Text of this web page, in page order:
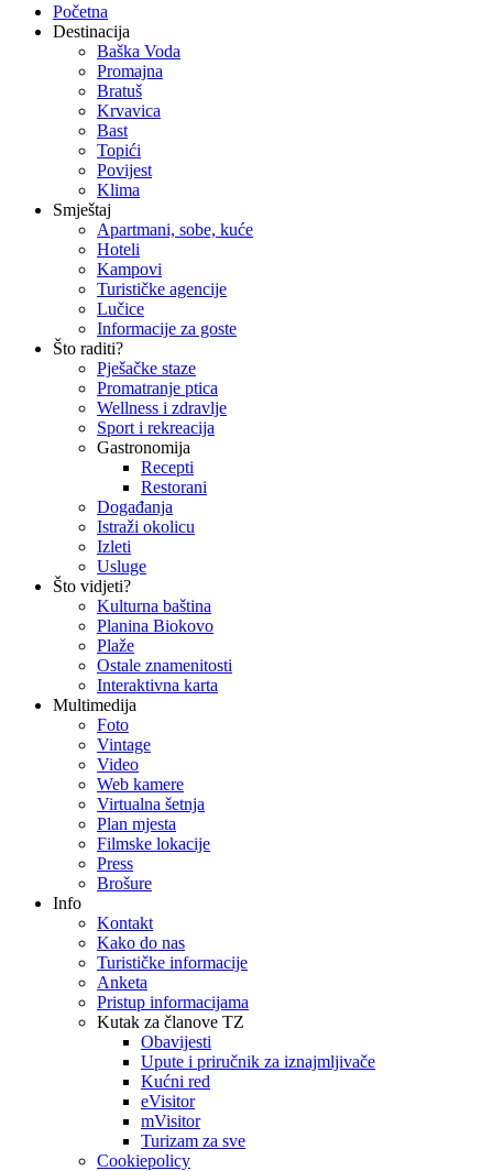
Početna
Destinacija
Baška Voda
Promajna
Bratuš
Krvavica
Bast
Topići
Povijest
Klima
Smještaj
Apartmani, sobe, kuće
Hoteli
Kampovi
Turističke agencije
Lučice
Informacije za goste
Što raditi?
Pješačke staze
Promatranje ptica
Wellness i zdravlje
Sport i rekreacija
Gastronomija
Recepti
Restorani
Događanja
Istraži okolicu
Izleti
Usluge
Što vidjeti?
Kulturna baština
Planina Biokovo
Plaže
Ostale znamenitosti
Interaktivna karta
Multimedija
Foto
Vintage
Video
Web kamere
Virtualna šetnja
Plan mjesta
Filmske lokacije
Press
Brošure
Info
Kontakt
Kako do nas
Turističke informacije
Anketa
Pristup informacijama
Kutak za članove TZ
Obavijesti
Upute i priručnik za iznajmljivače
Kućni red
eVisitor
mVisitor
Turizam za sve
Cookiepolicy